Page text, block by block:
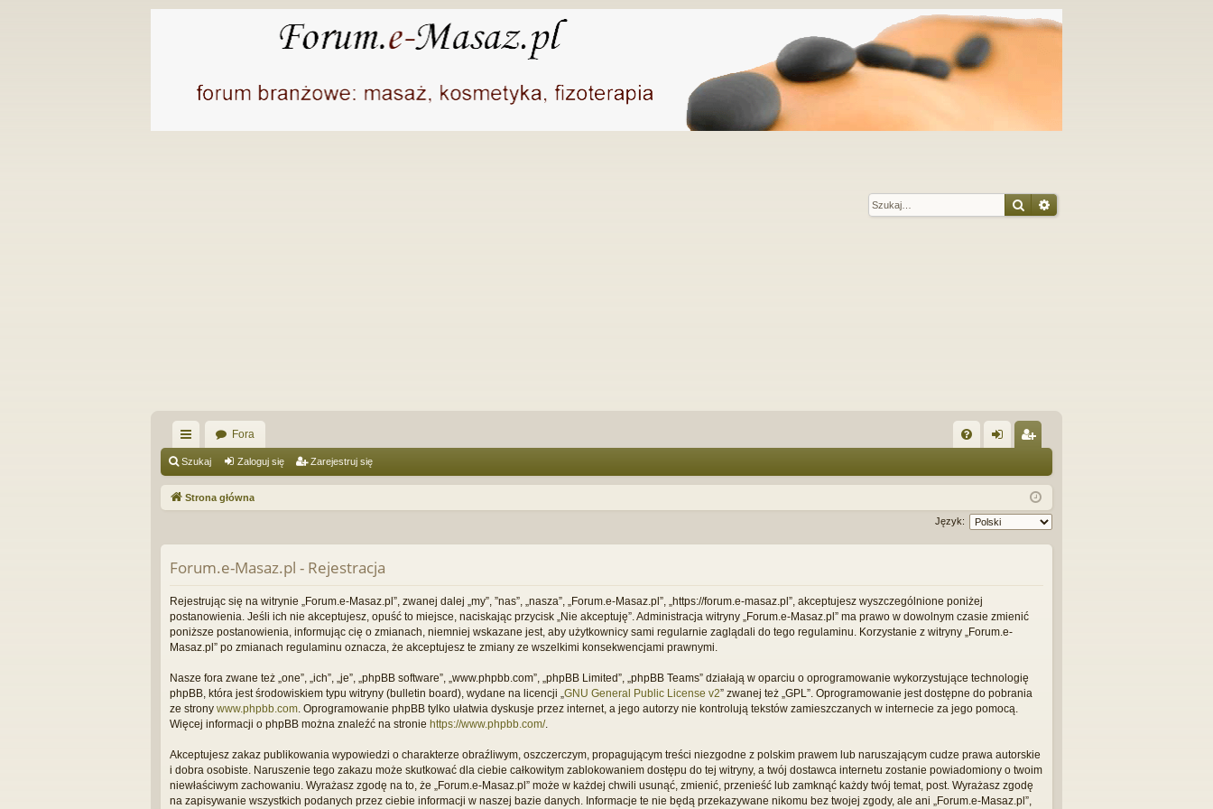
Szukaj
ię
ce
…
Fora
Q og
uj
si
ej
es
tru
ę
Szukaj Zaloguj się Zarejestruj się
Strona główna
Język:
Forum.e-Masaz.pl - Rejestracja
Rejestrując się na witrynie „Forum.e-Masaz.pl”, zwanej dalej „my”, ”nas”, „nasza”, „Forum.e-Masaz.pl”, „https://forum.e-masaz.pl”, akceptujesz wyszczególnione poniżej
postanowienia. Jeśli ich nie akceptujesz, opuść to miejsce, naciskając przycisk „Nie akceptuję”. Administracja witryny „Forum.e-Masaz.pl” ma prawo w dowolnym czasie zmienić
poniższe postanowienia, informując cię o zmianach, niemniej wskazane jest, aby użytkownicy sami regularnie zaglądali do tego regulaminu. Korzystanie z witryny „Forum.e-
Masaz.pl” po zmianach regulaminu oznacza, że akceptujesz te zmiany ze wszelkimi konsekwencjami prawnymi.
Nasze fora zwane też „one”, „ich”, „je”, „phpBB software”, „www.phpbb.com”, „phpBB Limited”, „phpBB Teams” działają w oparciu o oprogramowanie wykorzystujące technologię
phpBB, która jest środowiskiem typu witryny (bulletin board), wydane na licencji „ GNU General Public License v2” zwanej też „GPL”. Oprogramowanie jest dostępne do pobrania
ze strony www.phpbb.com . Oprogramowanie phpBB tylko ułatwia dyskusje przez internet, a jego autorzy nie kontrolują tekstów zamieszczanych w internecie za jego pomocą.
Więcej informacji o phpBB można znaleźć na stronie https://www.phpbb.com/.
Akceptujesz zakaz publikowania wypowiedzi o charakterze obraźliwym, oszczerczym, propagującym treści niezgodne z polskim prawem lub naruszającym cudze prawa autorskie
i dobra osobiste. Naruszenie tego zakazu może skutkować dla ciebie całkowitym zablokowaniem dostępu do tej witryny, a twój dostawca internetu zostanie powiadomiony o twoim
niewłaściwym zachowaniu. Wyrażasz zgodę na to, że „Forum.e-Masaz.pl” może w każdej chwili usunąć, zmienić, przenieść lub zamknąć każdy twój temat, post. Wyrażasz zgodę
na zapisywanie wszystkich podanych przez ciebie informacji w naszej bazie danych. Informacje te nie będą przekazywane nikomu bez twojej zgody, ale ani „Forum.e-Masaz.pl”,